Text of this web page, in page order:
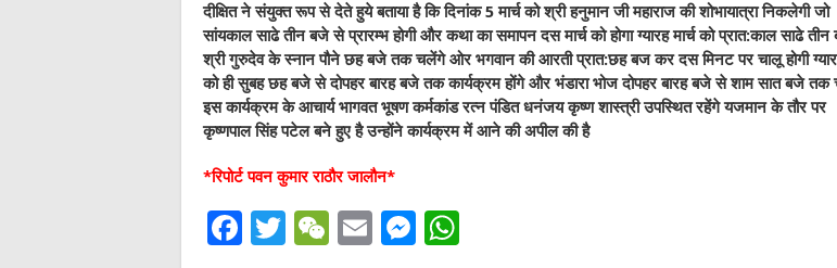
दीक्षित ने संयुक्त रूप से देते हुये बताया है कि दिनांक 5 मार्च को श्री हनुमान जी महाराज की शोभायात्रा निकलेगी जो
सांयकाल साढे तीन बजे से प्रारम्भ होगी और कथा का समापन दस मार्च को होगा ग्यारह मार्च को प्रात:काल साढे
श्री गुरुदेव के स्नान पौने छह बजे तक चलेंगे ओर भगवान की आरती प्रात:छह बज कर दस मिनट पर चालू होगी
को ही सुबह छह बजे से दोपहर बारह बजे तक कार्यक्रम होंगे और भंडारा भोज दोपहर बारह बजे से शाम सात बजे तक
इस कार्यक्रम के आचार्य भागवत भूषण कर्मकांड रत्न पंडित धनंजय कृष्ण शास्त्री उपस्थित रहेंगे यजमान के तौर पर
कृष्णपाल सिंह पटेल बने हुए है उन्होंने कार्यक्रम में आने की अपील की है
*रिपोर्ट पवन कुमार राठौर जालौन*
F
T
W
E
M